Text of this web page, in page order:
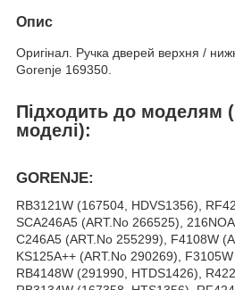
Опис
Оригінал. Ручка дверей верхня /
Gorenje 169350.
Підходить до моделям
моделі):
GORENJE:
RB3121W (167504, HDVS1356),
SCA246A5 (ART.No 266525),
C246A5 (ART.No 255299), F4108W
KS125A++ (ART.No 290269),
RB4148W (291990, HTDS1426),